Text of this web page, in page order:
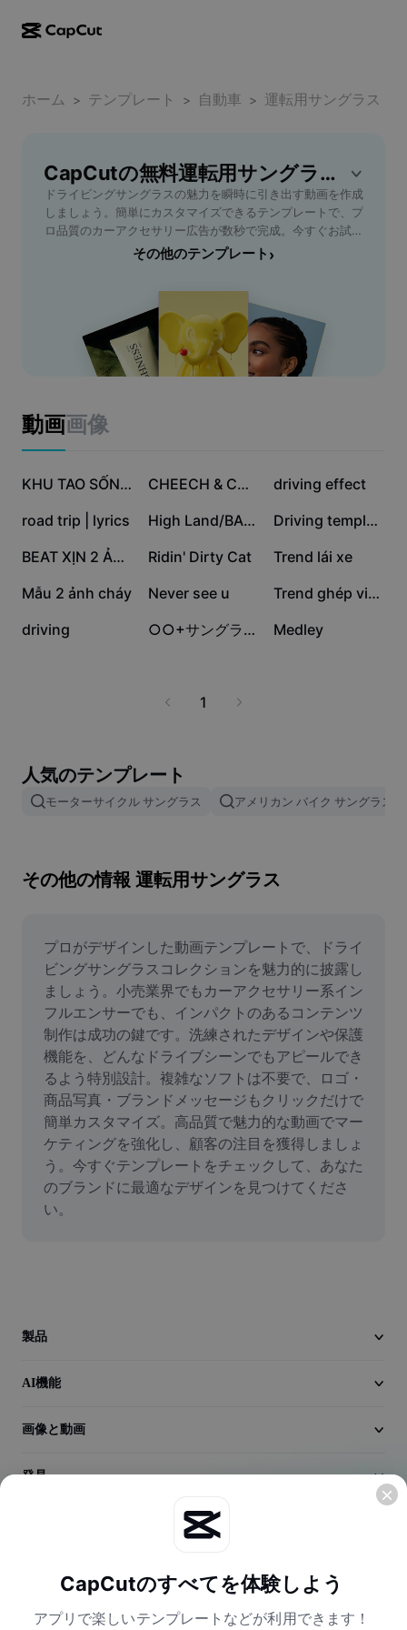
CapCutデスクトップ
CapCut Pad
CapCutモバイル
動画スタジオ
AI動画ジェネレーター
AI画像ジェネレーター
Dreamina Seedance 2.5
Nano Banana Pro
キャプションテンプレート
画像結合
画像サイズ変更
オンライン写真エディター
ミームジェネレーター
AI Text Remover
AI People Remover
AI Inpainting
Face Cutout
動画のトリミング
動画への字幕追加
動画コンバーター
動画エディター＆ジェネレーター
画像エディター＆ジェネレーター
音声ジェネレーター＆エディター
ユースケース
マーケティング
テンプレートのトレンドとヒント
その他
ソーシャルメディアのテンプレート
その他
カレンダーのテンプレート
アニバーサリーのテンプレート
エフェクトのテンプレート
産業のテンプレート
振り返りのテンプレート
取り組み
アフィリエイト
パイオニアプログラム
クリエイティブパートナープログラム
CapCutクリエイティブキャンパス
トラストセンター
ヘルプセンター
ニュースルーム
CapCutの利用規約について
Dreamina Seedance 2.0 Launch
ホーム > テンプレート > 自動車 > 運転用サングラス
CapCutの無料運転用サングラステンプレート
ドライビングサングラスの魅力を瞬時に引き出す動画を作成
しましょう。簡単にカスタマイズできるテンプレートで、プ
ロ品質のカーアクセサリー広告が数秒で完成。今すぐお試し
ください！
その他のテンプレート ›
動画画像
6.7万 KHU TAO SỐNG REMIX 4.3万 CHEECH & CHONG RIDER 3.1万
driving effect
2.3万
road trip | lyrics 1.7万 High Land/BADHOP 1.5万 Driving template👌❤️
1.4万 BEAT XỊN 2 ẢNH 9709
Ridin' Dirty Cat 9015
Trend lái xe
4347
Mẫu 2 ảnh cháy 2204
Never see u 1240 Trend ghép video đi
87
driving 9 ○○+サングラス（2人用） 7
Medley
1
人気のテンプレート
モーターサイクル サングラス アメリカン バイク サングラス
その他の情報 運転用サングラス
プロがデザインした動画テンプレートで、ドライ
ビングサングラスコレクションを魅力的に披露し
ましょう。小売業界でもカーアクセサリー系イン
フルエンサーでも、インパクトのあるコンテンツ
制作は成功の鍵です。洗練されたデザインや保護
機能を、どんなドライブシーンでもアピールでき
るよう特別設計。複雑なソフトは不要で、ロゴ・
商品写真・ブランドメッセージもクリックだけで
簡単カスタマイズ。高品質で魅力的な動画でマー
ケティングを強化し、顧客の注目を獲得しましょ
う。今すぐテンプレートをチェックして、あなた
のブランドに最適なデザインを見つけてくださ
い。
製品
AI機能
画像と動画
発見
CapCutのすべてを体験しよう
アプリで楽しいテンプレートなどが利用できます！